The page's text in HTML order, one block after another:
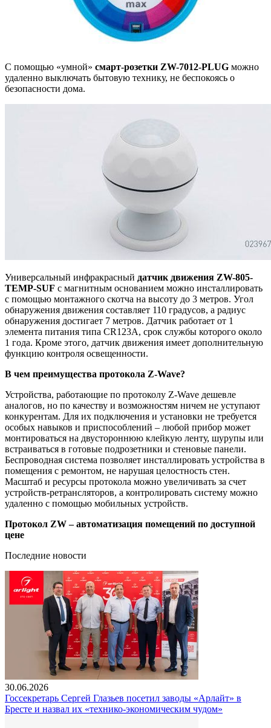
С помощью «умной» смарт-розетки ZW-7012-PLUG можно
удаленно выключать бытовую технику, не беспокоясь о
безопасности дома.
Универсальный инфракрасный датчик движения ZW-805-
TEMP-SUF с магнитным основанием можно инсталлировать
с помощью монтажного скотча на высоту до 3 метров. Угол
обнаружения движения составляет 110 градусов, а радиус
обнаружения достигает 7 метров. Датчик работает от 1
элемента питания типа CR123A, срок службы которого около
1 года. Кроме этого, датчик движения имеет дополнительную
функцию контроля освещенности.
В чем преимущества протокола Z-Wave?
Устройства, работающие по протоколу Z-Wave дешевле
аналогов, но по качеству и возможностям ничем не уступают
конкурентам. Для их подключения и установки не требуется
особых навыков и приспособлений – любой прибор может
монтироваться на двустороннюю клейкую ленту, шурупы или
встраиваться в готовые подрозетники и стеновые панели.
Беспроводная система позволяет инсталлировать устройства в
помещения с ремонтом, не нарушая целостность стен.
Масштаб и ресурсы протокола можно увеличивать за счет
устройств-ретрансляторов, а контролировать систему можно
удаленно с помощью мобильных устройств.
Протокол ZW – автоматизация помещений по доступной
цене
Последние новости
30.06.2026
Госсекретарь Сергей Глазьев посетил заводы «Арлайт» в
Бресте и назвал их «технико-экономическим чудом»